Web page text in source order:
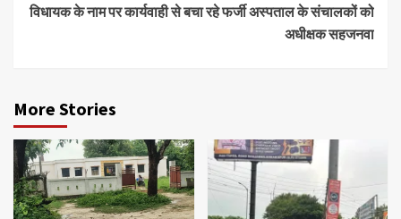
विधायक के नाम पर कार्यवाही से बचा रहे फर्जी अस्पताल के संचालकों को
अधीक्षक सहजनवा
More Stories